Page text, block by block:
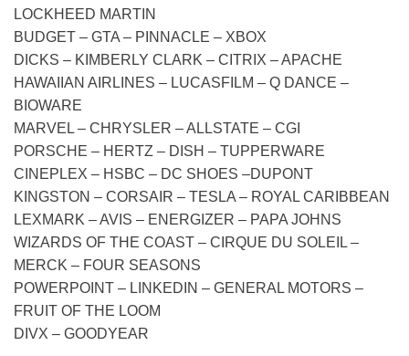
LOCKHEED MARTIN
BUDGET – GTA – PINNACLE – XBOX
DICKS – KIMBERLY CLARK – CITRIX – APACHE
HAWAIIAN AIRLINES – LUCASFILM – Q DANCE –
BIOWARE
MARVEL – CHRYSLER – ALLSTATE – CGI
PORSCHE – HERTZ – DISH – TUPPERWARE
CINEPLEX – HSBC – DC SHOES –DUPONT
KINGSTON – CORSAIR – TESLA – ROYAL CARIBBEAN
LEXMARK – AVIS – ENERGIZER – PAPA JOHNS
WIZARDS OF THE COAST – CIRQUE DU SOLEIL –
MERCK – FOUR SEASONS
POWERPOINT – LINKEDIN – GENERAL MOTORS –
FRUIT OF THE LOOM
DIVX – GOODYEAR